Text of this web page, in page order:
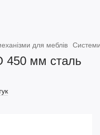
для меблів
450 мм сталь